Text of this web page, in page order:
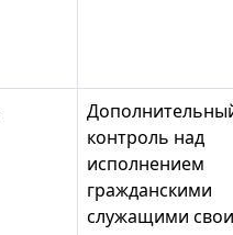
контроль над
исполнением
гражданскими
служащими